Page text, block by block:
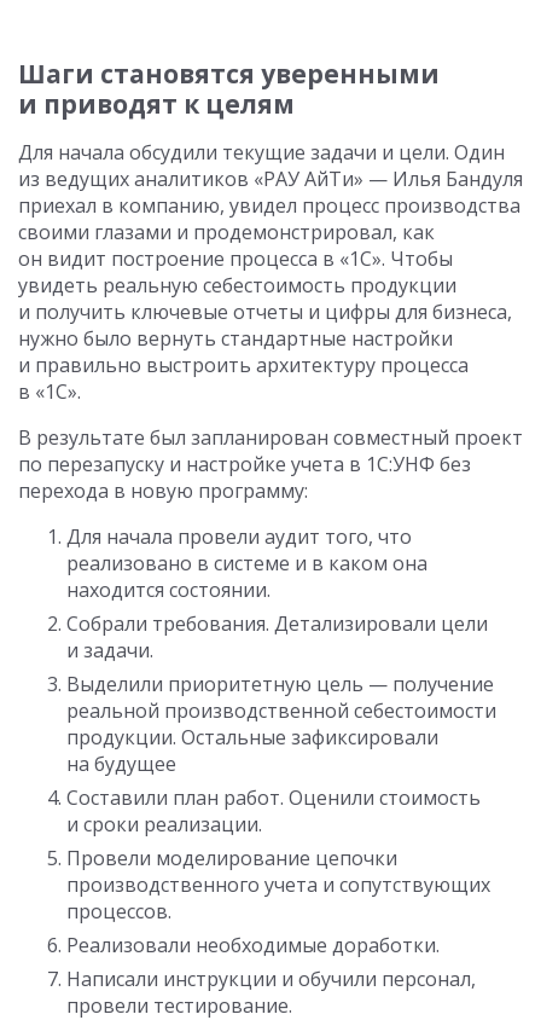
Шаги становятся уверенными
и приводят к целям
Для начала обсудили текущие задачи и цели. Один
из ведущих аналитиков «РАУ АйТи» — Илья Бандуля
приехал в компанию, увидел процесс производства
своими глазами и продемонстрировал, как
он видит построение процесса в «1С». Чтобы
увидеть реальную себестоимость продукции
и получить ключевые отчеты и цифры для бизнеса,
нужно было вернуть стандартные настройки
и правильно выстроить архитектуру процесса
в «1С».
В результате был запланирован совместный проект
по перезапуску и настройке учета в 1С:УНФ без
перехода в новую программу:
Для начала провели аудит того, что
реализовано в системе и в каком она
находится состоянии.
Собрали требования. Детализировали цели
и задачи.
Выделили приоритетную цель — получение
реальной производственной себестоимости
продукции. Остальные зафиксировали
на будущее
Составили план работ. Оценили стоимость
и сроки реализации.
Провели моделирование цепочки
производственного учета и сопутствующих
процессов.
Реализовали необходимые доработки.
Написали инструкции и обучили персонал,
провели тестирование.